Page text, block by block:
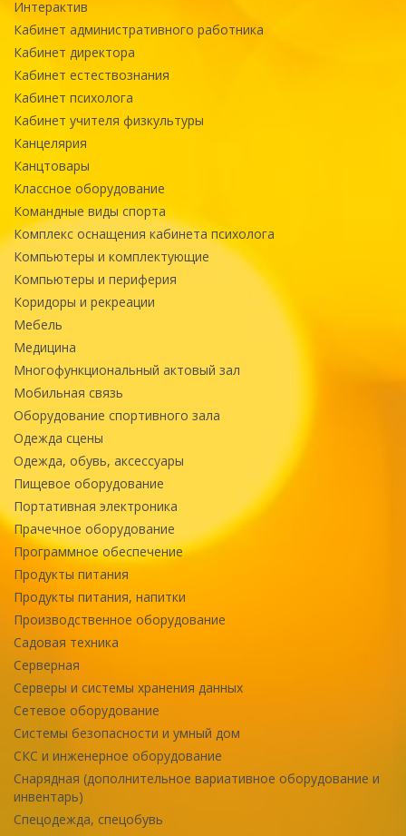
Интерактив
Кабинет административного работника
Кабинет директора
Кабинет естествознания
Кабинет психолога
Кабинет учителя физкультуры
Канцелярия
Канцтовары
Классное оборудование
Командные виды спорта
Комплекс оснащения кабинета психолога
Компьютеры и комплектующие
Компьютеры и периферия
Коридоры и рекреации
Мебель
Медицина
Многофункциональный актовый зал
Мобильная связь
Оборудование спортивного зала
Одежда сцены
Одежда, обувь, аксессуары
Пищевое оборудование
Портативная электроника
Прачечное оборудование
Программное обеспечение
Продукты питания
Продукты питания, напитки
Производственное оборудование
Садовая техника
Серверная
Серверы и системы хранения данных
Сетевое оборудование
Системы безопасности и умный дом
СКС и инженерное оборудование
Снарядная (дополнительное вариативное оборудование и
инвентарь)
Спецодежда, спецобувь